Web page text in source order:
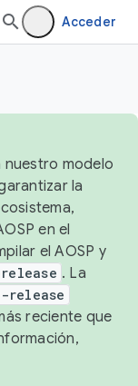
Acceder
nuestro modelo
la
en el
el AOSP y
. La
release
reciente que